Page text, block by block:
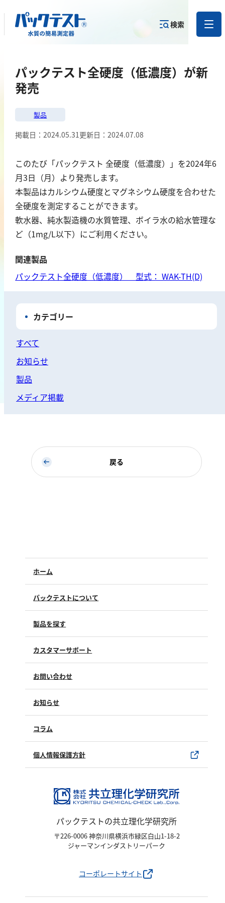
検索
パックテスト全硬度（低濃度）が新
発売
製品
掲載日：2024.05.31更新日：2024.07.08
このたび「パックテスト 全硬度（低濃度）」を2024年6
月3日（月）より発売します。
本製品はカルシウム硬度とマグネシウム硬度を合わせた
全硬度を測定することができます。
軟水器、純水製造機の水質管理、ボイラ水の給水管理な
ど（1mg/L以下）にご利用ください。
関連製品
パックテスト全硬度（低濃度） 型式： WAK-TH(D)
カテゴリー
すべて
お知らせ
製品
メディア掲載
戻る
ホーム
パックテストについて
製品を探す
カスタマーサポート
製品のご購入について
SDSについて
水銀使用製品について
該非判定書について
お問い合わせ
試薬サンプル
製品カタログ
お知らせ
コラム
個人情報保護方針
パックテストの共立理化学研究所
〒226-0006 神奈川県横浜市緑区白山1-18-2
ジャーマンインダストリーパーク
コーポレートサイト
ら
製品を探す
目的から
製品を探す
カテゴリー
で探す
金属
亜鉛
カドミウム
金
銀
クロム
鉄
鉛
ニッケル
モリブデン
金属総量
有機汚濁
BOD
COD
過マンガン酸カリウム消費量
硬度
カルシウム
二酸化塩素
遊離残留塩素
総残留塩素
硫黄
硫化物（硫化水素）
亜硫酸
窒素
アンモニウム
亜硝酸